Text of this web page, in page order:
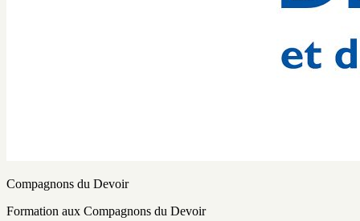
Compagnons du Devoir
Formation aux Compagnons du Devoir